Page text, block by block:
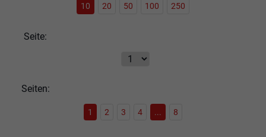
10 20 50 100 250
Seite:
Seiten:
1 2 3 4 ... 8